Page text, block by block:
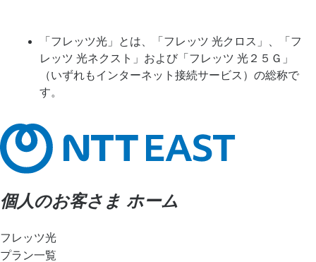
「フレッツ光」とは、「フレッツ 光クロス」、「フ
レッツ 光ネクスト」および「フレッツ 光２５Ｇ」
（いずれもインターネット接続サービス）の総称で
す。
個人のお客さま ホーム
フレッツ光
プラン一覧